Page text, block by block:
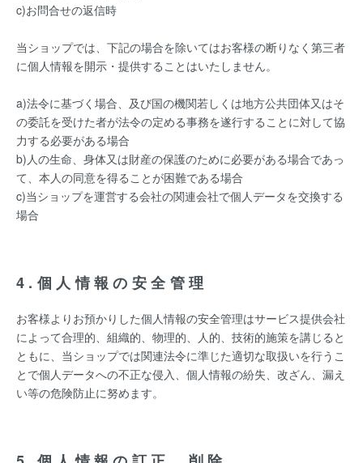
c)お問合せの返信時
当ショップでは、下記の場合を除いてはお客様の断りなく第三者
に個人情報を開示・提供することはいたしません。
a)法令に基づく場合、及び国の機関若しくは地方公共団体又はそ
の委託を受けた者が法令の定める事務を遂行することに対して協
力する必要がある場合
b)人の生命、身体又は財産の保護のために必要がある場合であっ
て、本人の同意を得ることが困難である場合
c)当ショップを運営する会社の関連会社で個人データを交換する
場合
4.個人情報の安全管理
お客様よりお預かりした個人情報の安全管理はサービス提供会社
によって合理的、組織的、物理的、人的、技術的施策を講じると
ともに、当ショップでは関連法令に準じた適切な取扱いを行うこ
とで個人データへの不正な侵入、個人情報の紛失、改ざん、漏え
い等の危険防止に努めます。